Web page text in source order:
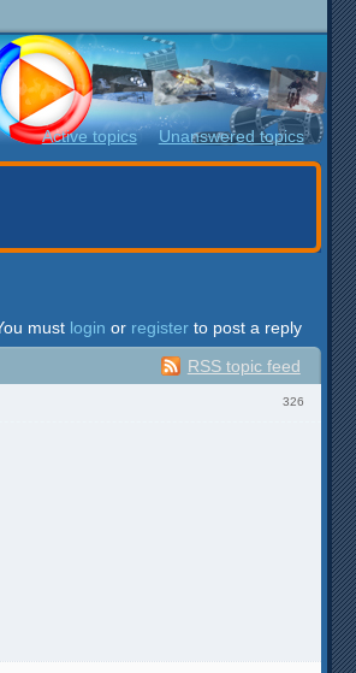
Active topics Unanswered topics
must login or register to post a reply
RSS topic feed
326